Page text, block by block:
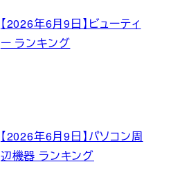
【2026年6月9日】ビューティ
ー ランキング
【2026年6月9日】パソコン周
辺機器 ランキング